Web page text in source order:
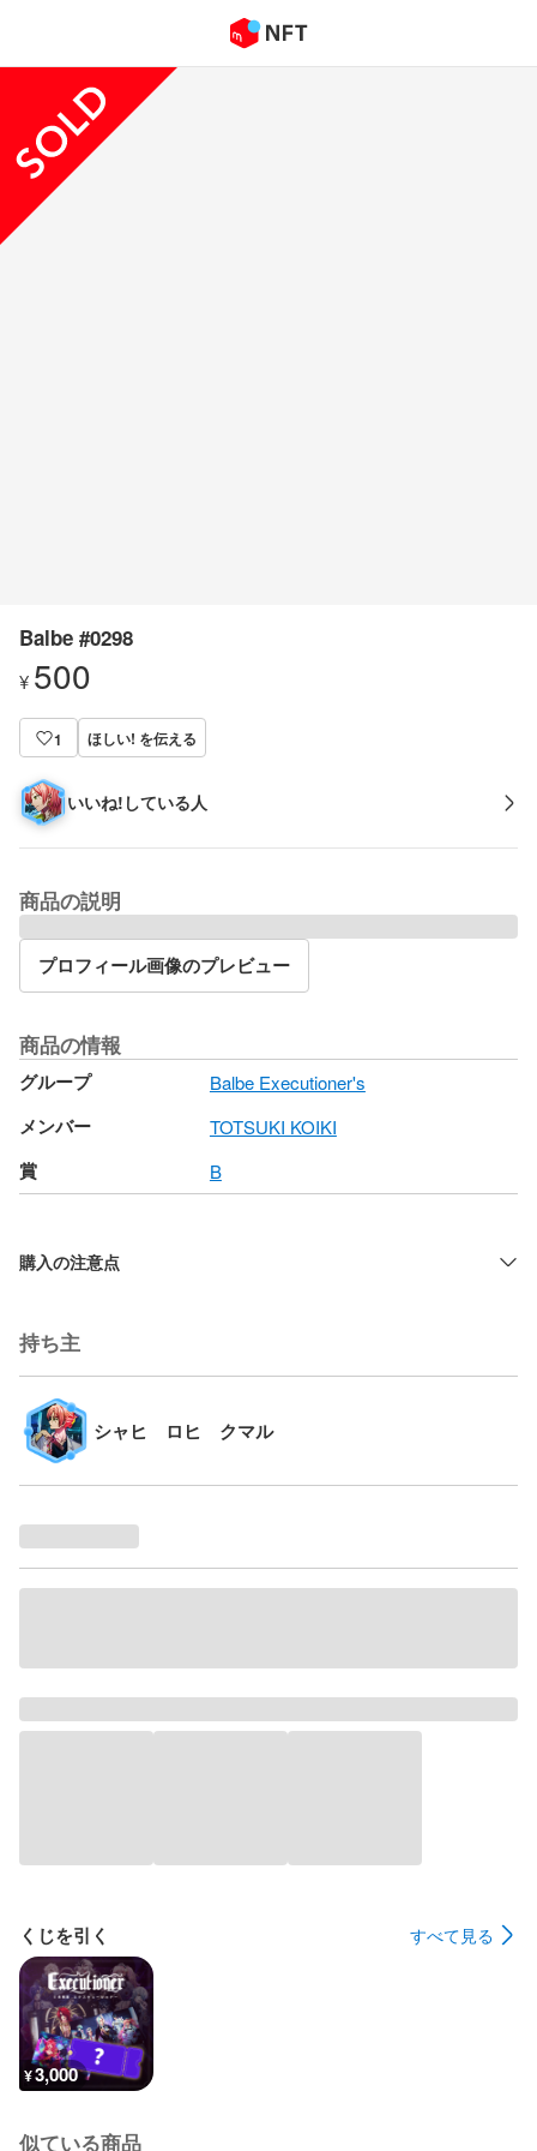
Balbe #0298
¥ 500
1 ほしい! を伝える
いいね!している人
商品の説明
プロフィール画像のプレビュー
商品の情報
グループ Balbe Executioner's
メンバー TOTSUKI KOIKI
賞 B
購入の注意点
持ち主
シャヒ ロヒ クマル
くじを引く すべて見る
¥3,000
似ている商品